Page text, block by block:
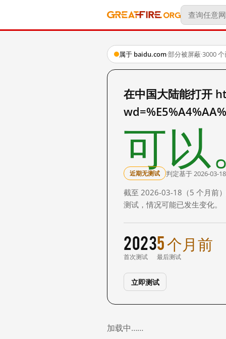
属于 baidu.com·部分被屏蔽·3000
在中国大陆能打开
可以
近期无测试 判定基于 2026-03-
截至 2026-03-18（5 个月前
测试，情况可能已发生变化。
2023
首次测试
5 个月前
最后测试
立即测试
加载中……